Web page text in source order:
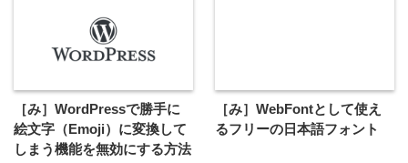
［み］WordPressで勝手に
絵文字（Emoji）に変換して
しまう機能を無効にする方法
［み］WebFontとして使え
るフリーの日本語フォント